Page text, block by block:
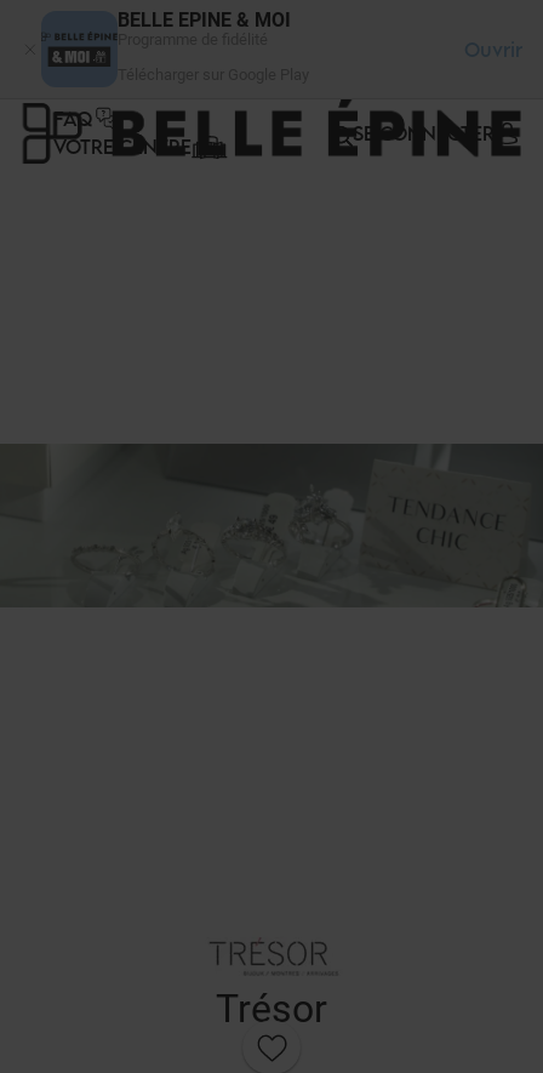
BELLE EPINE & MOI
Ouvrir
FAQ
VOTRE CENTRE
SE CONNECTER
Trésor
Panneau de gestion des cookies